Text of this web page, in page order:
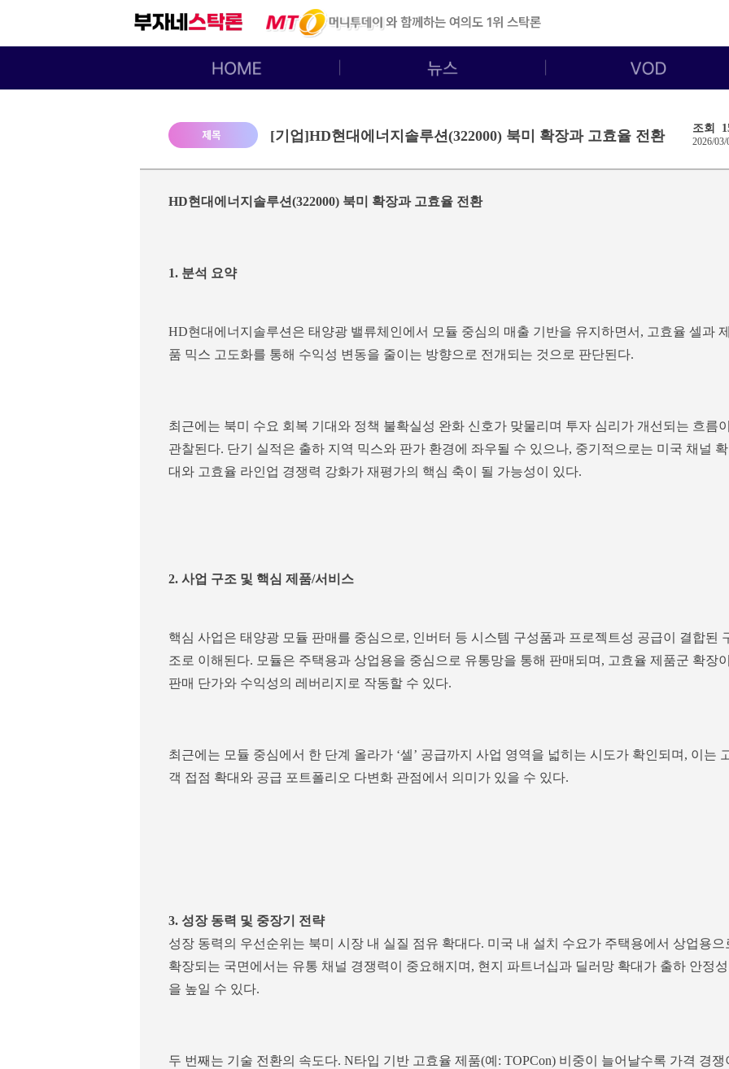
[기업]HD현대에너지솔루션(322000) 북미 확장과 고효율 전환 조회
2026/03/
HD현대에너지솔루션(322000) 북미 확장과 고효율 전환
1. 분석 요약
HD현대에너지솔루션은 태양광 밸류체인에서 모듈 중심의 매출 기반을 유지하면서, 고효율 셀과 제
품 믹스 고도화를 통해 수익성 변동을 줄이는 방향으로 전개되는 것으로 판단된다.
최근에는 북미 수요 회복 기대와 정책 불확실성 완화 신호가 맞물리며 투자 심리가 개선되는 흐름이
관찰된다. 단기 실적은 출하 지역 믹스와 판가 환경에 좌우될 수 있으나, 중기적으로는 미국 채널 확
대와 고효율 라인업 경쟁력 강화가 재평가의 핵심 축이 될 가능성이 있다.
2. 사업 구조 및 핵심 제품/서비스
핵심 사업은 태양광 모듈 판매를 중심으로, 인버터 등 시스템 구성품과 프로젝트성 공급이 결합된
조로 이해된다. 모듈은 주택용과 상업용을 중심으로 유통망을 통해 판매되며, 고효율 제품군 확장이
판매 단가와 수익성의 레버리지로 작동할 수 있다.
최근에는 모듈 중심에서 한 단계 올라가 ‘셀’ 공급까지 사업 영역을 넓히는 시도가 확인되며, 이는
객 접점 확대와 공급 포트폴리오 다변화 관점에서 의미가 있을 수 있다.
3. 성장 동력 및 중장기 전략
성장 동력의 우선순위는 북미 시장 내 실질 점유 확대다. 미국 내 설치 수요가 주택용에서 상업용으
확장되는 국면에서는 유통 채널 경쟁력이 중요해지며, 현지 파트너십과 딜러망 확대가 출하 안정성
을 높일 수 있다.
두 번째는 기술 전환의 속도다. N타입 기반 고효율 제품(예: TOPCon) 비중이 늘어날수록 가격 경쟁